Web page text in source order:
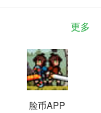
更多
脸币APP